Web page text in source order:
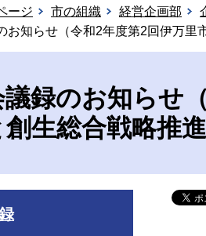
ージ 市の組織 経営企画部
お知らせ（令和2年度第2回伊万里
議録のお知らせ
創生総合戦略推進